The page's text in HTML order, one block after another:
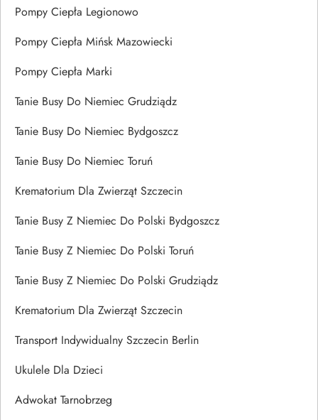
Pompy Ciepła Legionowo
Pompy Ciepła Mińsk Mazowiecki
Pompy Ciepła Marki
Tanie Busy Do Niemiec Grudziądz
Tanie Busy Do Niemiec Bydgoszcz
Tanie Busy Do Niemiec Toruń
Krematorium Dla Zwierząt Szczecin
Tanie Busy Z Niemiec Do Polski Bydgoszcz
Tanie Busy Z Niemiec Do Polski Toruń
Tanie Busy Z Niemiec Do Polski Grudziądz
Krematorium Dla Zwierząt Szczecin
Transport Indywidualny Szczecin Berlin
Ukulele Dla Dzieci
Adwokat Tarnobrzeg